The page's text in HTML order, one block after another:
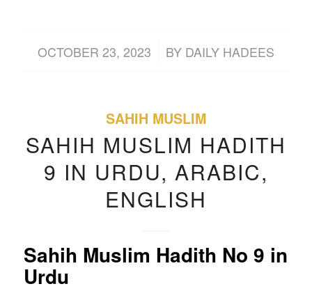
OCTOBER 23, 2023
/ BY DAILY HADEES
SAHIH MUSLIM
SAHIH MUSLIM HADITH
9 IN URDU, ARABIC,
ENGLISH
Sahih Muslim Hadith No 9 in
Urdu